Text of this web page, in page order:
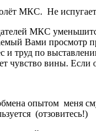
МКС. Не
МКС
Вами просмотр
труд по
чувство вины. Если
опытом меня
(отзовитесь!)